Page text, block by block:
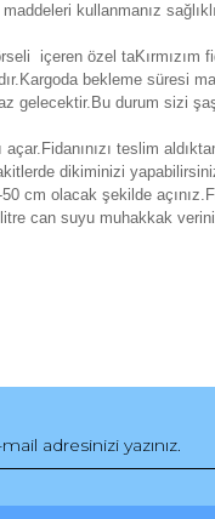
kullanmanız
içeren özel taKırmızım
bekleme süresi
gelecektir.Bu durum sizi
teslim
dikiminizi
cm olacak şekilde
can suyu muhakkak